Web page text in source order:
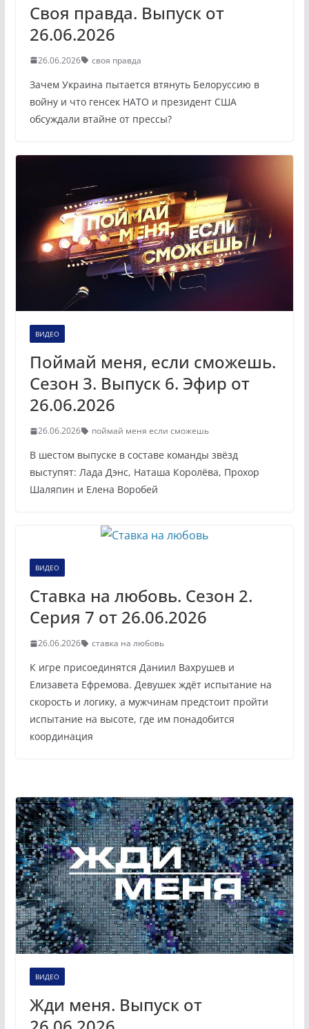
Своя правда. Выпуск от
26.06.2026
26.06.2026 своя правда
Зачем Украина пытается втянуть Белоруссию в
войну и что генсек НАТО и президент США
обсуждали втайне от прессы?
ВИДЕО
Поймай меня, если сможешь.
Сезон 3. Выпуск 6. Эфир от
26.06.2026
26.06.2026 поймай меня если сможешь
В шестом выпуске в составе команды звёзд
выступят: Лада Дэнс, Наташа Королёва, Прохор
Шаляпин и Елена Воробей
ВИДЕО
Ставка на любовь. Сезон 2.
Серия 7 от 26.06.2026
26.06.2026 ставка на любовь
К игре присоединятся Даниил Вахрушев и
Елизавета Ефремова. Девушек ждёт испытание на
скорость и логику, а мужчинам предстоит пройти
испытание на высоте, где им понадобится
координация
ВИДЕО
Жди меня. Выпуск от